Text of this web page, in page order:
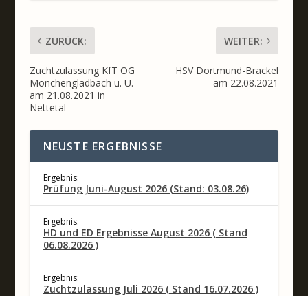
ZURÜCK:
Zuchtzulassung KfT OG
Mönchengladbach u. U.
am 21.08.2021 in
Nettetal
WEITER:
HSV Dortmund-Brackel
am 22.08.2021
NEUSTE ERGEBNISSE
Ergebnis:
Prüfung Juni-August 2026 (Stand: 03.08.26)
Ergebnis:
HD und ED Ergebnisse August 2026 ( Stand
06.08.2026 )
Ergebnis:
Zuchtzulassung Juli 2026 ( Stand 16.07.2026 )